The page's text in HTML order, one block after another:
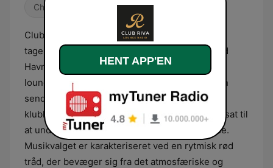
Chillout
Club Riva præsenterer en musikalsk profil, der
tager udgangspunkt i atmosfæren fra Rungsted
Havn, hvor indholdet skifter mellem afslappet
lounge og energisk natklubstemning. Stationen
sender en blanding af moderne house, tidløse
klubklassikere og aktuelle hits, der er sammensat til
at understøtte en eksklusiv og social oplevelse.
Musikvalget er karakteriseret ved en rytmisk rød
tråd, der bevæger sig fra det atmosfæriske og
HENT APP'EN